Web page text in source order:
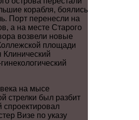
корабля, боялись
Порт перенесли на
а на месте Старого
возвели новые
площади
Клинический
на мысе
стрелки был разбит
спроектировал
Визе по указу